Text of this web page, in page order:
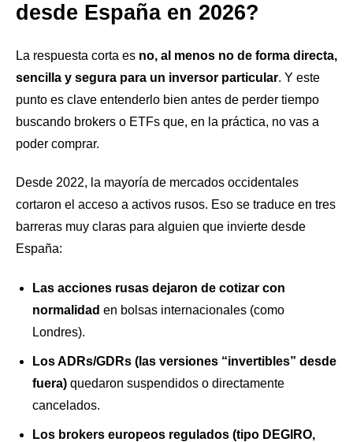
desde España en 2026?
La respuesta corta es no, al menos no de forma directa,
sencilla y segura para un inversor particular. Y este
punto es clave entenderlo bien antes de perder tiempo
buscando brokers o ETFs que, en la práctica, no vas a
poder comprar.
Desde 2022, la mayoría de mercados occidentales
cortaron el acceso a activos rusos. Eso se traduce en tres
barreras muy claras para alguien que invierte desde
España:
Las acciones rusas dejaron de cotizar con
normalidad en bolsas internacionales (como
Londres).
Los ADRs/GDRs (las versiones “invertibles” desde
fuera)quedaron suspendidos o directamente
cancelados.
Los brokers europeos regulados (tipo DEGIRO,